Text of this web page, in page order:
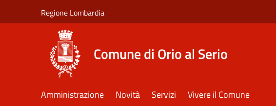
Regione Lombardia
Comune di Orio al Serio
Amministrazione Novità Servizi Vivere il Comune